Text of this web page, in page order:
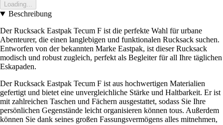
Loading...
Beschreibung
Der Rucksack Eastpak Tecum F ist die perfekte Wahl für urbane
Abenteurer, die einen langlebigen und funktionalen Rucksack suchen.
Entworfen von der bekannten Marke Eastpak, ist dieser Rucksack
modisch und robust zugleich, perfekt als Begleiter für all Ihre täglichen
Eskapaden.
Der Rucksack Eastpak Tecum F ist aus hochwertigen Materialien
gefertigt und bietet eine unvergleichliche Stärke und Haltbarkeit. Er ist
mit zahlreichen Taschen und Fächern ausgestattet, sodass Sie Ihre
persönlichen Gegenstände leicht organisieren können tous. Außerdem
können Sie dank seines großen Fassungsvermögens alles mitnehmen,